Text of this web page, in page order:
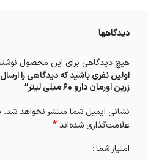
دیدگاهها
هیچ دیدگاهی برای این محصول
اولین نفری باشید که دیدگاهی را
زرین اورمان دارو 60 میلی لیتر”
نشانی ایمیل شما منتشر نخواهد شد.
علامت‌گذاری شده‌اند*
امتیاز شما